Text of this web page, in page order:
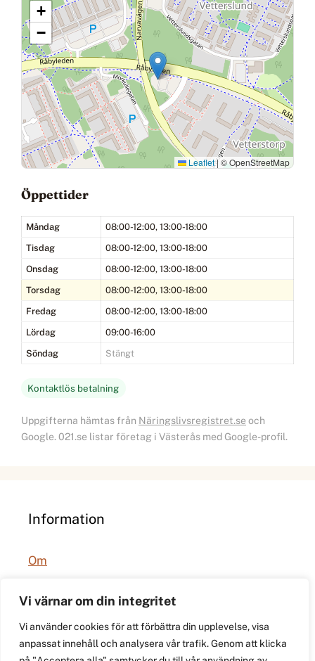
Vi värnar om din integritet
Vi använder cookies för att förbättra din upplevelse, visa
anpassat innehåll och analysera vår trafik. Genom att klicka
+
−
Leaflet|© OpenStreetMap
Öppettider
Måndag
08:00-12:00, 13:00-18:00
Tisdag
08:00-12:00, 13:00-18:00
Onsdag
08:00-12:00, 13:00-18:00
Torsdag
08:00-12:00, 13:00-18:00
Fredag
08:00-12:00, 13:00-18:00
Lördag
09:00-16:00
Söndag
Stängt
Kontaktlös betalning
Uppgifterna hämtas från Näringslivsregistret.se och
Google. 021.se listar företag i Västerås med Google-profil.
Information
Om